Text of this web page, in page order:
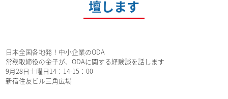
壇します
日本全国各地発！中小企業のODA
常務取締役の金子が、ODAに関する経験談を話します
9月28日土曜日14：14-15：00
新宿住友ビル三角広場